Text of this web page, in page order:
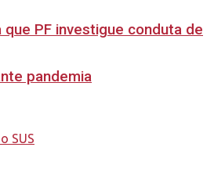
que PF investigue conduta de
pandemia